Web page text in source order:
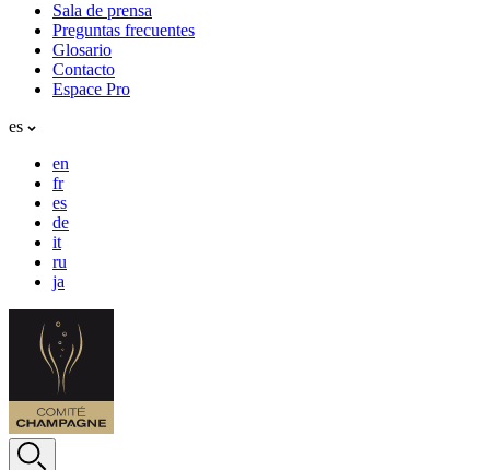
Sala de prensa
Preguntas frecuentes
Glosario
Contacto
Espace Pro
es
en
fr
es
de
it
ru
ja